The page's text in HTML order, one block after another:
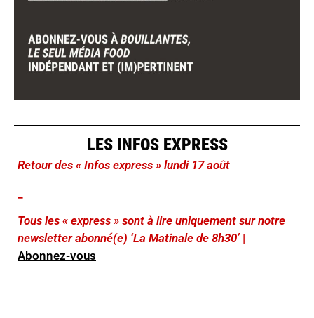
LES INFOS EXPRESS
Retour des « Infos express » lundi 17 août
Tous les « express » sont à lire uniquement sur notre
newsletter abonné(e) ‘La Matinale de 8h30’ |
Abonnez-vous